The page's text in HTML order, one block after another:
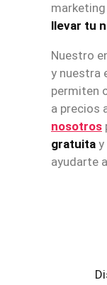
llevar tu
Nuestro
y nuestra
permiten
a precios
nosotros
gratuita y
ayudarte